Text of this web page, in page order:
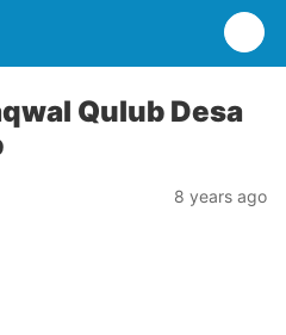
Qulub Desa
8 years ago